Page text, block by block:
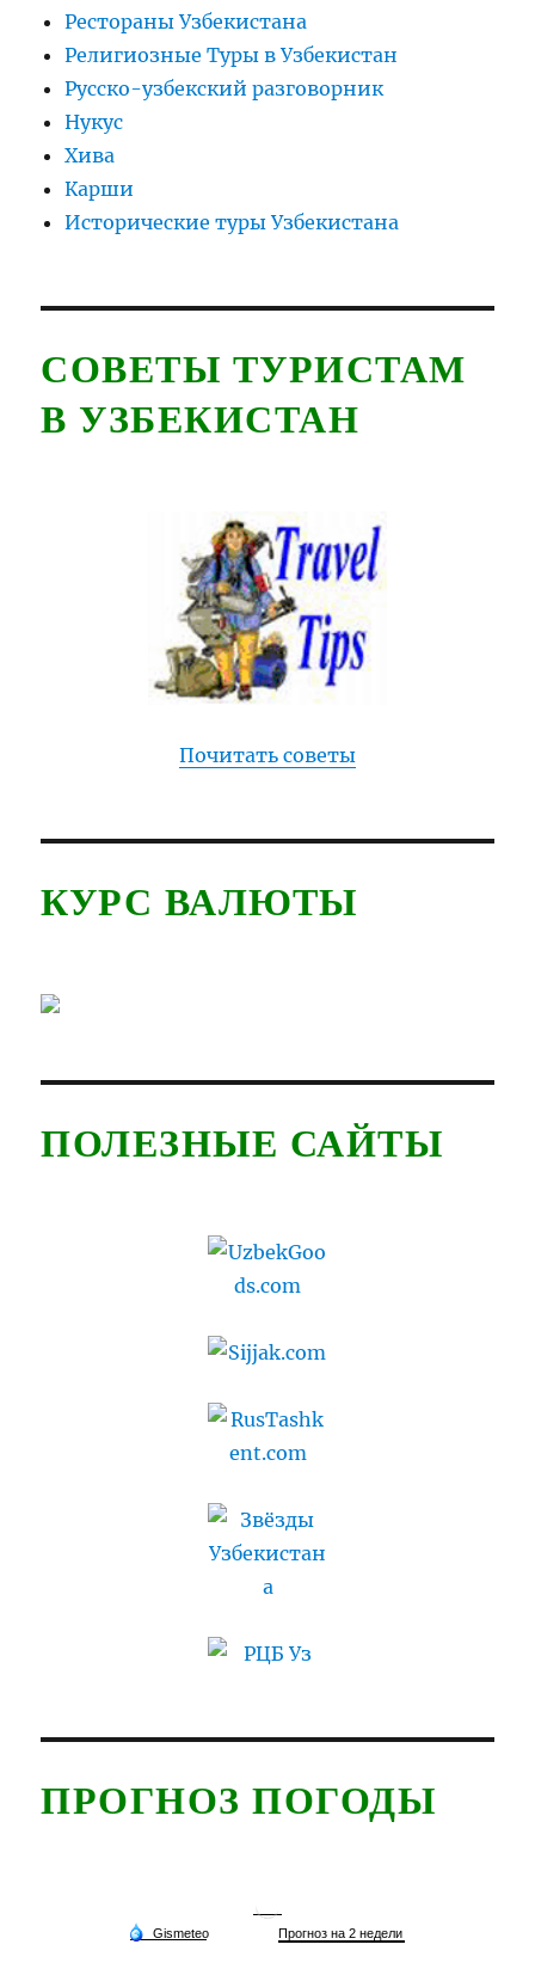
Рестораны Узбекистана
Религиозные Туры в Узбекистан
Русско-узбекский разговорник
Нукус
Хива
Карши
Исторические туры Узбекистана
СОВЕТЫ ТУРИСТАМ
В УЗБЕКИСТАН
Почитать советы
КУРС ВАЛЮТЫ
ПОЛЕЗНЫЕ САЙТЫ
ПРОГНОЗ ПОГОДЫ